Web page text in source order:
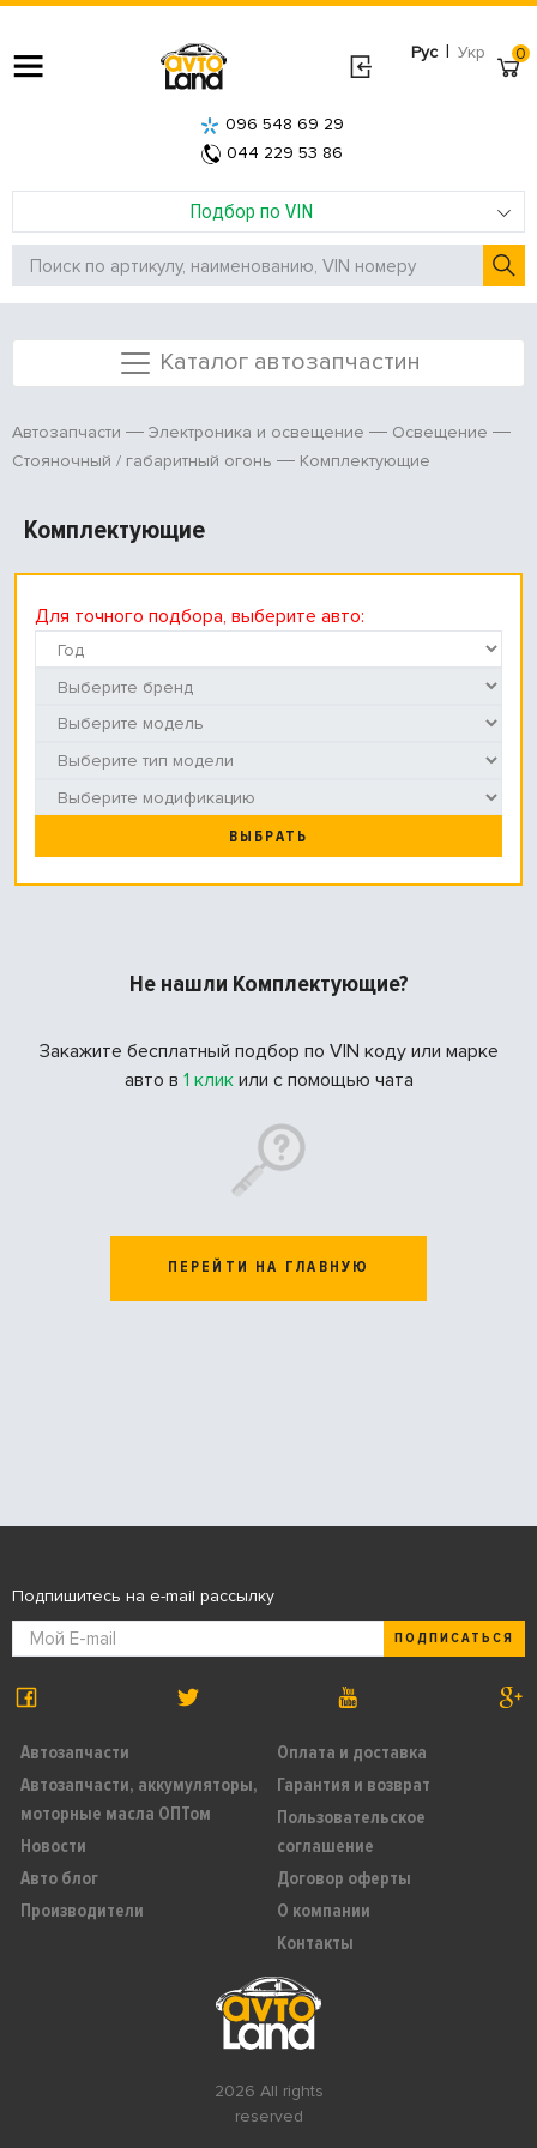
Рус | Укр
Подбор по VIN
096 548 69 29
044 229 53 86
0
Каталог автозапчастин
Автозапчасти Электроника и освещение
Освещение
Стояночный / габаритный огонь
Комплектующие
Комплектующие
Для точного подбора, выберите авто:
ВЫБРАТЬ
Не нашли Комплектующие?
Закажите бесплатный подбор по VIN коду или марке
авто в 1 кликили с помощью чата
ПЕРЕЙТИ НА ГЛАВНУЮ
2026 All rights
reserved
Автозапчасти
Автозапчасти, аккумуляторы,
моторные масла ОПТом
Новости
Авто блог
Производители
Оплата и доставка
Гарантия и возврат
Пользовательское
соглашение
Договор оферты
О компании
Контакты
Подпишитесь на e-mail рассылку
ПОДПИСАТЬСЯ